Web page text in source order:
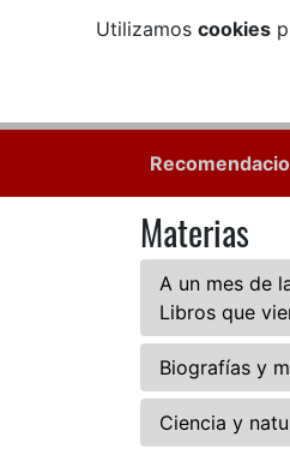
Utilizamos cookies
Materias
A un mes de
Libros que
Biografías y
Ciencia y